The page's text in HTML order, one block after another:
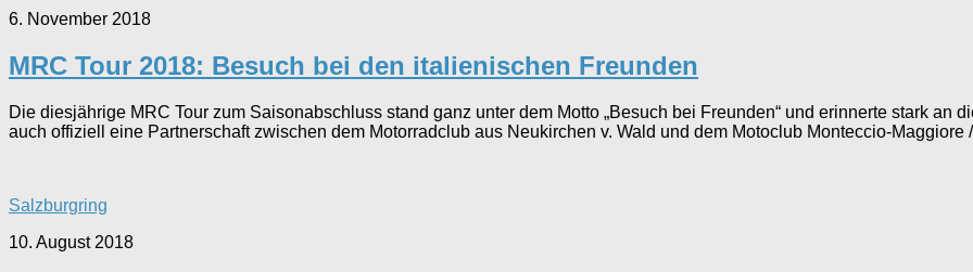
6. November 2018
MRC Tour 2018: Besuch bei den italienischen Freunden
Die diesjährige MRC Tour zum Saisonabschluss stand ganz unter dem Motto „Besuch bei Freunden“ und erinnerte stark an
auch offiziell eine Partnerschaft zwischen dem Motorradclub aus Neukirchen v. Wald und dem Motoclub Monteccio-
Salzburgring
10. August 2018